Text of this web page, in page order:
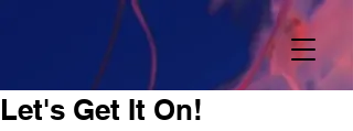
Let's Get It On!